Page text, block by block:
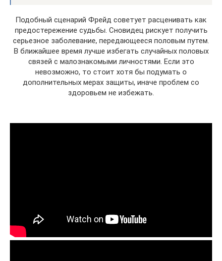
Подобный сценарий Фрейд советует расценивать как
предостережение судьбы. Сновидец рискует получить
серьезное заболевание, передающееся половым путем.
В ближайшее время лучше избегать случайных половых
связей с малознакомыми личностями. Если это
невозможно, то стоит хотя бы подумать о
дополнительных мерах защиты, иначе проблем со
здоровьем не избежать.